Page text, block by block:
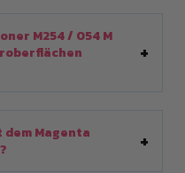
M254 / 054 M
dem Magenta